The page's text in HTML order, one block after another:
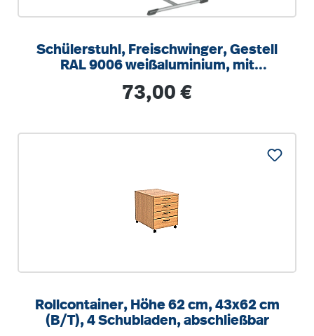
Schülerstuhl, Freischwinger, Gestell
RAL 9006 weißaluminium, mit
Regulärer Preis:
73,00 €
Rollcontainer, Höhe 62 cm, 43x62 cm
(B/T), 4 Schubladen, abschließbar